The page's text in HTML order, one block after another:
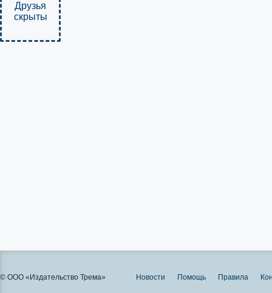
Друзья
скрыты
© ООО «Издательство Трема» Новости Помощь Правила